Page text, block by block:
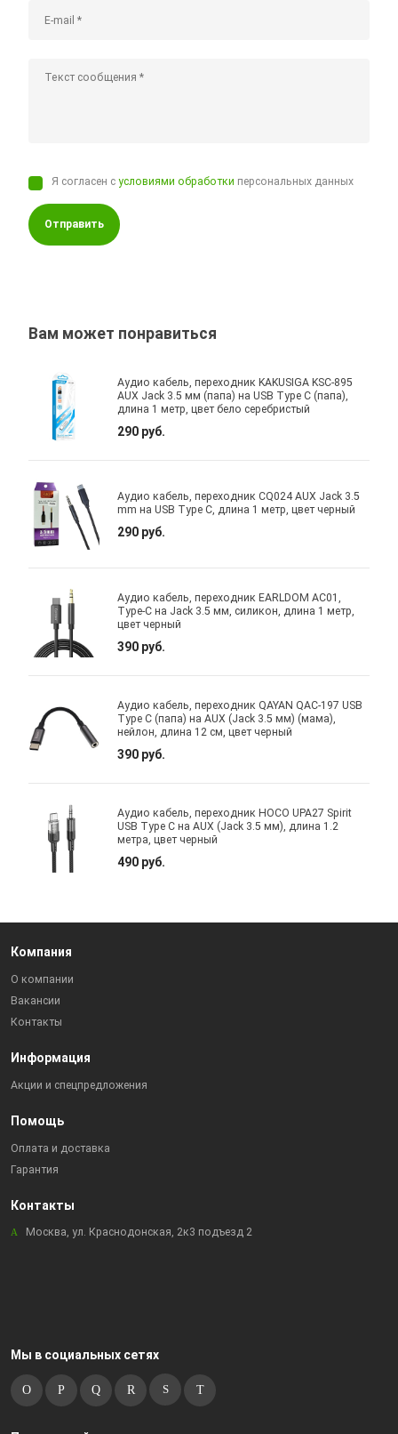
Я согласен сусловиями обработки персональных данных
Отправить
Вам может понравиться
Аудио кабель, переходник KAKUSIGA KSC-895
AUX Jack 3.5 мм (папа) на USB Type C (папа),
длина 1 метр, цвет бело серебристый
290 руб.
Аудио кабель, переходник CQ024 AUX Jack 3.5
mm на USB Type C, длина 1 метр, цвет черный
290 руб.
Аудио кабель, переходник EARLDOM AC01,
Type-C на Jack 3.5 мм, силикон, длина 1 метр,
цвет черный
390 руб.
Аудио кабель, переходник QAYAN QAC-197 USB
Type C (папа) на AUX (Jack 3.5 мм) (мама),
нейлон, длина 12 см, цвет черный
390 руб.
Аудио кабель, переходник HOCO UPA27 Spirit
USB Type C на AUX (Jack 3.5 мм), длина 1.2
метра, цвет черный
490 руб.
Компания
О компании
Вакансии
Контакты
Информация
Акции и спецпредложения
Помощь
Оплата и доставка
Гарантия
Контакты
Москва, ул. Краснодонская, 2к3 подъезд 2
Мы в социальных сетях